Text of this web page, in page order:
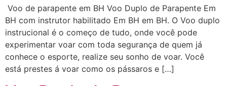
Voo de parapente em BH Voo Duplo de Parapente Em
BH com instrutor habilitado Em BH em BH. O Voo duplo
instrucional é o começo de tudo, onde você pode
experimentar voar com toda segurança de quem já
conhece o esporte, realize seu sonho de voar. Você
está prestes á voar como os pássaros e […]